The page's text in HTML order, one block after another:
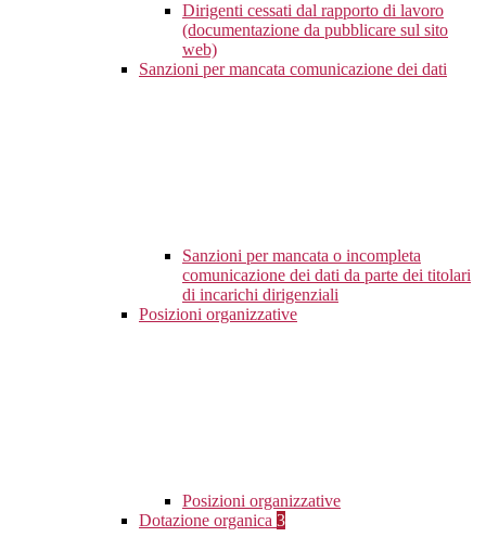
Dirigenti cessati dal rapporto di lavoro
(documentazione da pubblicare sul sito
web)
Sanzioni per mancata comunicazione dei dati
Sanzioni per mancata o incompleta
comunicazione dei dati da parte dei titolari
di incarichi dirigenziali
Posizioni organizzative
Posizioni organizzative
Dotazione organica 3